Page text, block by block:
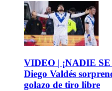
VIDEO | ¡NADIE
Diego Valdés
golazo de tiro libre